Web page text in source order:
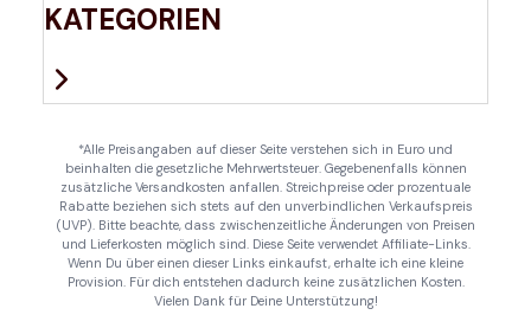
KATEGORIEN
*Alle Preisangaben auf dieser Seite verstehen sich in Euro und
beinhalten die gesetzliche Mehrwertsteuer. Gegebenenfalls können
zusätzliche Versandkosten anfallen. Streichpreise oder prozentuale
Rabatte beziehen sich stets auf den unverbindlichen Verkaufspreis
(UVP). Bitte beachte, dass zwischenzeitliche Änderungen von Preisen
und Lieferkosten möglich sind. Diese Seite verwendet Affiliate-Links.
Wenn Du über einen dieser Links einkaufst, erhalte ich eine kleine
Provision. Für dich entstehen dadurch keine zusätzlichen Kosten.
Vielen Dank für Deine Unterstützung!